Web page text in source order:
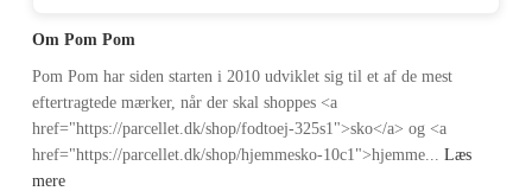
Om Pom Pom
Pom Pom har siden starten i 2010 udviklet sig til et af de mest
eftertragtede mærker, når der skal shoppes <a
href="https://parcellet.dk/shop/fodtoej-325s1">sko</a> og <a
href="https://parcellet.dk/shop/hjemmesko-10c1">hjemme... Læs
mere